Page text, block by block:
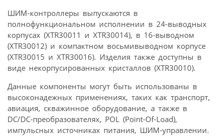
ШИМ-контроллеры выпускаются в
полнофункциональном исполнении в 24-выводных
корпусах (XTR30011 и XTR30014), в 16-выводном
(XTR30012) и компактном восьмивыводном корпусе
(XTR30015 и XTR30016). Изделия также доступны в
виде некорпусированных кристаллов (XTR30010).
Данные компоненты могут быть использованы в
высоконадежных применениях, таких как транспорт,
авиация, скважинное оборудование, а также в
DC/DC-преобразователях, POL (Point-Of-Load),
импульсных источниках питания, ШИМ-управлении.